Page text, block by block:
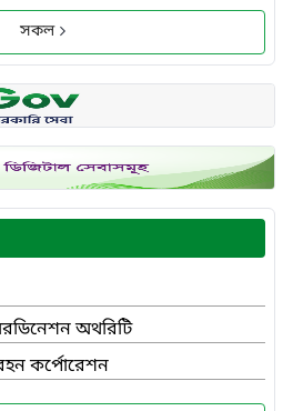
সকল
অথরিটি
কর্পোরেশন